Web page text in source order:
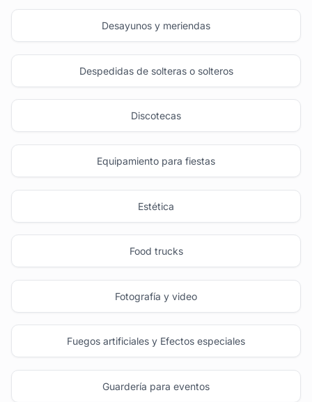
Desayunos y meriendas
Despedidas de solteras o solteros
Discotecas
Equipamiento para fiestas
Estética
Food trucks
Fotografía y video
Fuegos artificiales y Efectos especiales
Guardería para eventos